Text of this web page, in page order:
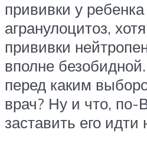
прививки у
агранулоцитоз,
прививки
вполне
перед каким
врач? Ну и что,
заставить его идти